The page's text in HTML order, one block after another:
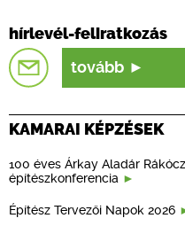
hírlevél-feliratkozás
tovább
KAMARAI KÉPZÉSEK
100 éves Árkay Aladár
építészkonferencia
Építész Tervezői Napok 2026